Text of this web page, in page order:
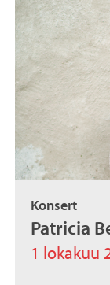
Konsert
Patricia
1 lokakuu